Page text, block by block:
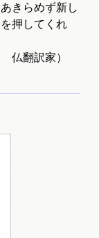
きらめず新し
押してくれ
仏翻訳家）